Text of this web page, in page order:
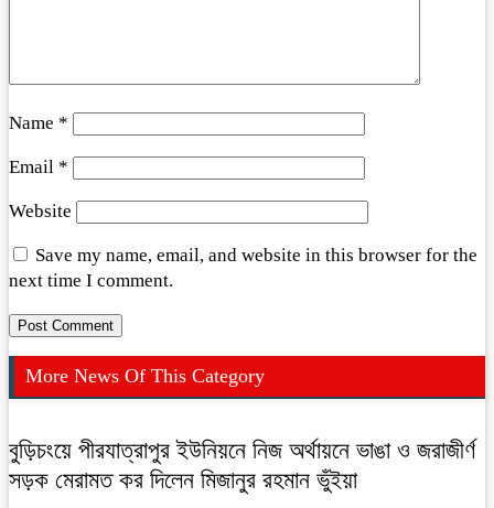
Name *
Email *
Website
Save my name, email, and website in this browser for the
next time I comment.
More News Of This Category
বুড়িচংয়ে পীরযাত্রাপুর ইউনিয়নে নিজ অর্থায়নে ভাঙা ও জরাজীর্ণ
সড়ক মেরামত কর দিলেন মিজানুর রহমান ভুঁইয়া